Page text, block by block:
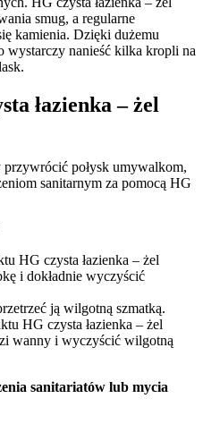
smug, a regularne
kamienia. Dzięki dużemu
wystarczy nanieść kilka kropli na
łazienka – żel
połysk umywalkom,
sanitarnym za pomocą HG
HG czysta łazienka – żel
i dokładnie wyczyścić
ją wilgotną szmatką.
HG czysta łazienka – żel
wanny i wyczyścić wilgotną
sanitariatów lub mycia